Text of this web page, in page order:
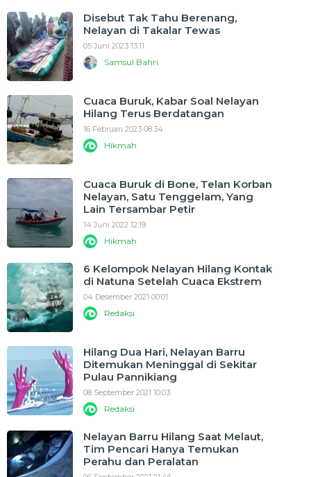
Disebut Tak Tahu Berenang,
Nelayan di Takalar Tewas
05 Juni 2023 13:11
Samsul Bahri
Cuaca Buruk, Kabar Soal Nelayan
Hilang Terus Berdatangan
16 Februari 2023 08:34
Hikmah
Cuaca Buruk di Bone, Telan Korban
Nelayan, Satu Tenggelam, Yang
Lain Tersambar Petir
14 Juni 2022 12:19
Hikmah
6 Kelompok Nelayan Hilang Kontak
di Natuna Setelah Cuaca Ekstrem
04 Desember 2021 00:01
Redaksi
Hilang Dua Hari, Nelayan Barru
Ditemukan Meninggal di Sekitar
Pulau Pannikiang
08 September 2021 10:03
Redaksi
Nelayan Barru Hilang Saat Melaut,
Tim Pencari Hanya Temukan
Perahu dan Peralatan